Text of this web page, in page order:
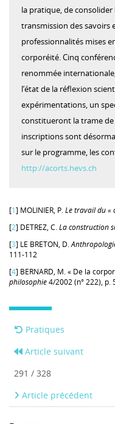
la pratique, de
transmission des savoirs
professionnalités mises
corporéité. Cinq
renommée
l’état de la réflexion
expérimentations, un
constitueront la trame de
inscriptions sont
sur le programme, les
http://acorts.hevs.ch
[1] MOLINIER, P.Le travail du «
[2] DETREZ, C.La construction
[3] LE BRETON, D.
111-112
[4] BERNARD, M. « De la
philosophie4/2002 (n° 222), p.
Pratiques
Article suivant
291 / 328
Article précédent